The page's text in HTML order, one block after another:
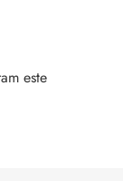
este